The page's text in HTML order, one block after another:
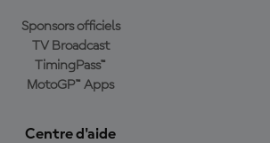
Sponsors officiels
TV Broadcast
TimingPass™
MotoGP™ Apps
Centre d'aide